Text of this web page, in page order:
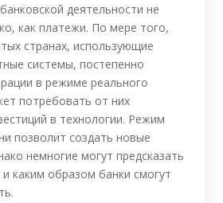
деятельности не
как платежи. По мере того,
странах, использующие
системы, постепенно
в режиме реального
потребовать от них
в технологии. Режим
позволит создать новые
немногие могут предсказать
каким образом банки смогут